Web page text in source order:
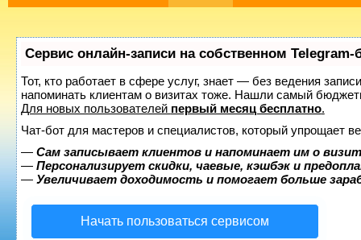
Сервис онлайн-записи на собственном Telegram-
Тот, кто работает в сфере услуг, знает — без ведения
напоминать клиентам о визитах тоже. Нашли самый
Для новых пользователей первый месяц бесплатно.
Чат-бот для мастеров и специалистов, который упрощает
— Сам записывает клиентов и напоминает им о
— Персонализирует скидки, чаевые, кэшбэк и
— Увеличивает доходимость и помогает больше
Начать пользоваться сервисом